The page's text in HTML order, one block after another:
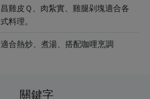
昌雞皮Ｑ、肉紮實、雞腿剁塊適合各
式料理。
適合熱炒、煮湯、搭配咖哩烹調
關鍵字